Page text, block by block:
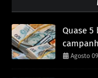
Quase
Agosto